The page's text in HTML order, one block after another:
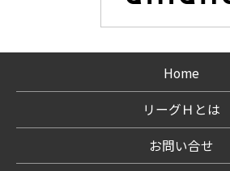
Home
リーグＨとは
お問い合せ